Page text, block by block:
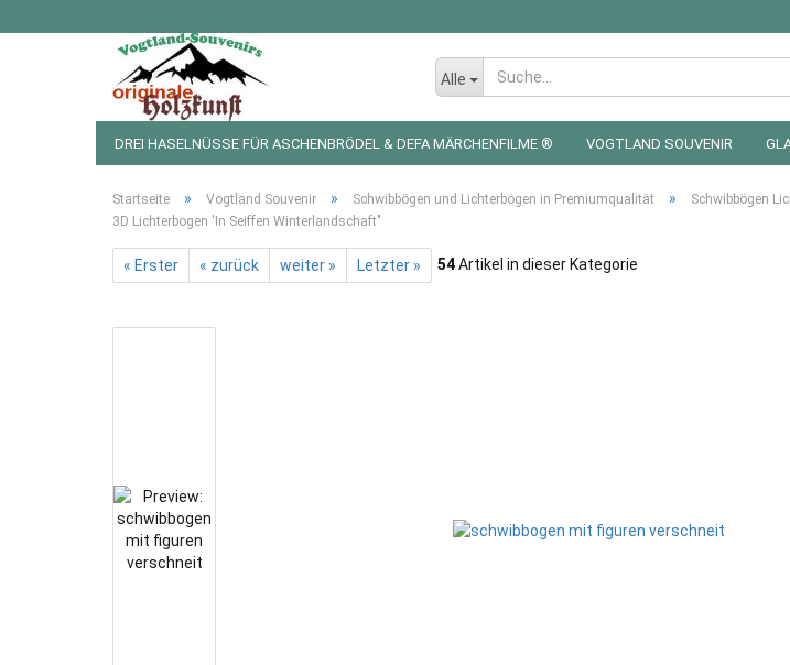
Alle
DREI HASELNÜSSE FÜR ASCHENBRÖDEL & DEFA MÄRCHENFILME ® VOGTLAND SOUVENIR
Startseite » Vogtland Souvenir » Schwibbögen und Lichterbögen in Premiumqualität » Schwibbögen
3D Lichterbogen 'In Seiffen Winterlandschaft"
« Erster « zurück weiter » Letzter » 54Artikel in dieser Kategorie